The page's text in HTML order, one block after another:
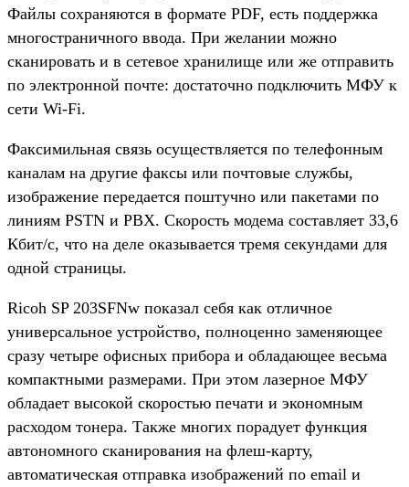
Файлы сохраняются в формате PDF, есть поддержка
многостраничного ввода. При желании можно
сканировать и в сетевое хранилище или же отправить
по электронной почте: достаточно подключить МФУ к
сети Wi-Fi.
Факсимильная связь осуществляется по телефонным
каналам на другие факсы или почтовые службы,
изображение передается поштучно или пакетами по
линиям PSTN и PBX. Скорость модема составляет 33,6
Кбит/с, что на деле оказывается тремя секундами для
одной страницы.
Ricoh SP 203SFNw показал себя как отличное
универсальное устройство, полноценно заменяющее
сразу четыре офисных прибора и обладающее весьма
компактными размерами. При этом лазерное МФУ
обладает высокой скоростью печати и экономным
расходом тонера. Также многих порадует функция
автономного сканирования на флеш-карту,
автоматическая отправка изображений по email и